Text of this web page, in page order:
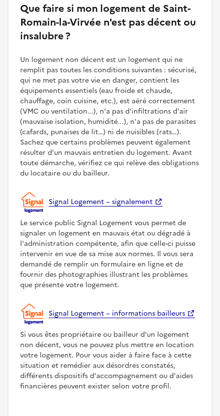
Que faire si mon logement de Saint-
Romain-la-Virvée n'est pas décent ou
insalubre ?
Un logement non décent est un logement qui ne
remplit pas toutes les conditions suivantes : sécurisé,
qui ne met pas votre vie en danger, contient les
équipements essentiels (eau froide et chaude,
chauffage, coin cuisine, etc.), est aéré correctement
(VMC ou ventilation...), n'a pas d'infiltrations d'air
(mauvaise isolation, humidité...), n'a pas de parasites
(cafards, punaises de lit…) ni de nuisibles (rats…).
Sachez que certains problèmes peuvent également
résulter d'un mauvais entretien du logement. Avant
toute démarche, vérifiez ce qui relève des obligations
du locataire ou du bailleur.
Signal Logement – signalement
Le service public Signal Logement vous permet de
signaler un logement en mauvais état ou dégradé à
l'administration compétente, afin que celle-ci puisse
intervenir en vue de sa mise aux normes. Il vous sera
demandé de remplir un formulaire en ligne et de
fournir des photographies illustrant les problèmes
que présente votre logement.
Signal Logement – informations bailleurs
Si vous êtes propriétaire ou bailleur d'un logement
non décent, vous ne pouvez plus mettre en location
votre logement. Pour vous aider à faire face à cette
situation et remédier aux désordres constatés,
différents dispositifs d'accompagnement ou d'aides
financières peuvent exister selon votre profil.